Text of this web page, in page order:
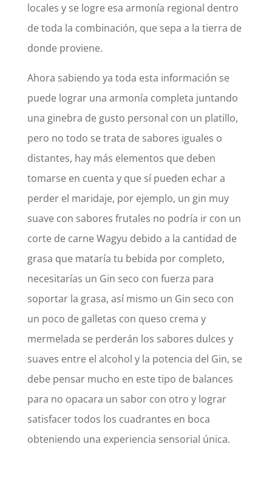
locales y se logre esa armonía regional dentro
de toda la combinación, que sepa a la tierra de
donde proviene.
Ahora sabiendo ya toda esta información se
puede lograr una armonía completa juntando
una ginebra de gusto personal con un platillo,
pero no todo se trata de sabores iguales o
distantes, hay más elementos que deben
tomarse en cuenta y que sí pueden echar a
perder el maridaje, por ejemplo, un gin muy
suave con sabores frutales no podría ir con un
corte de carne Wagyu debido a la cantidad de
grasa que mataría tu bebida por completo,
necesitarías un Gin seco con fuerza para
soportar la grasa, así mismo un Gin seco con
un poco de galletas con queso crema y
mermelada se perderán los sabores dulces y
suaves entre el alcohol y la potencia del Gin, se
debe pensar mucho en este tipo de balances
para no opacara un sabor con otro y lograr
satisfacer todos los cuadrantes en boca
obteniendo una experiencia sensorial única.